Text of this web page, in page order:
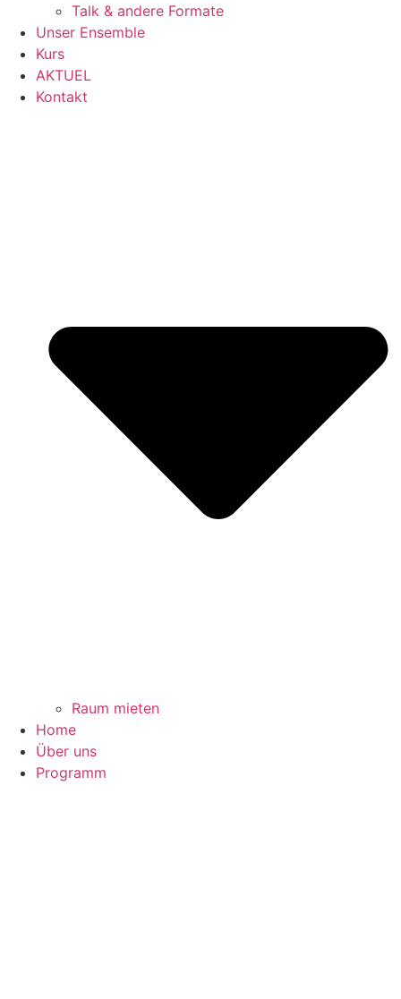
Talk & andere Formate
Unser Ensemble
Kurs
AKTUEL
Kontakt
Raum mieten
Home
Über uns
Programm